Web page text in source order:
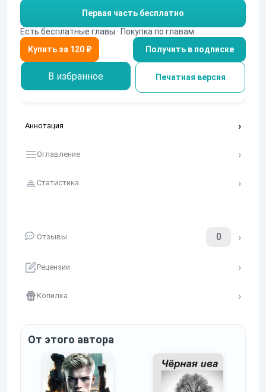
разыскать свою пропавшую внучку. Выхода нет.
Приходится отправляться в путь. Так куда приведут его
поиски? Сумеет ли он отыскать пропажу и остаться
собой? Или всё пойдёт прахом и мечты разобьются
вдребезги.
Первая часть бесплатно
Есть бесплатные главы · Покупка по главам
Получить в подписке
В избранное Печатная версия
Аннотация
Оглавление
Статистика
Отзывы 0
Рецензии
Копилка
От этого автора